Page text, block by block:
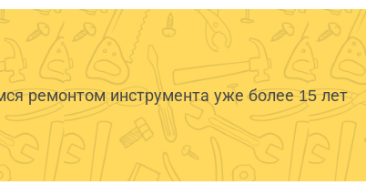
ремонтом инструмента уже более 15 лет